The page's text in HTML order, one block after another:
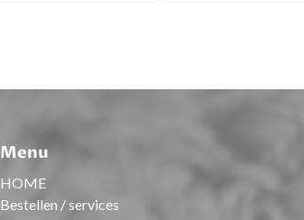
Menu
HOME
Bestellen / services